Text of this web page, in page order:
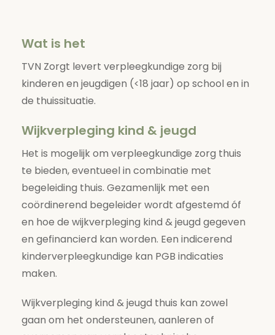
Wat is het
TVN Zorgt levert verpleegkundige zorg bij
kinderen en jeugdigen (<18 jaar) op school en in
de thuissituatie.
Wijkverpleging kind & jeugd
Het is mogelijk om verpleegkundige zorg thuis
te bieden, eventueel in combinatie met
begeleiding thuis. Gezamenlijk met een
coördinerend begeleider wordt afgestemd óf
en hoe de wijkverpleging kind & jeugd gegeven
en gefinancierd kan worden. Een indicerend
kinderverpleegkundige kan PGB indicaties
maken.
Wijkverpleging kind & jeugd thuis kan zowel
gaan om het ondersteunen, aanleren of